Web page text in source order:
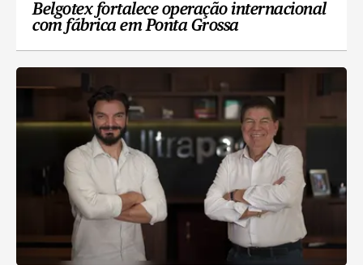
Belgotex fortalece operação internacional
com fábrica em Ponta Grossa